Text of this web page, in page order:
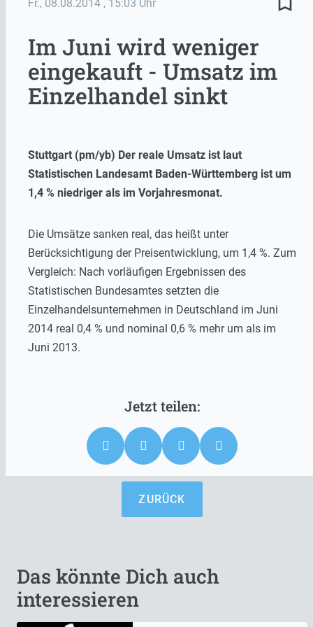
Fr., 08.08.2014 , 15:03 Uhr
Im Juni wird weniger
eingekauft - Umsatz im
Einzelhandel sinkt
Stuttgart (pm/yb) Der reale Umsatz ist laut
Statistischen Landesamt Baden-Württemberg ist um
1,4 % niedriger als im Vorjahresmonat.
Die Umsätze sanken real, das heißt unter
Berücksichtigung der Preisentwicklung, um 1,4 %. Zum
Vergleich: Nach vorläufigen Ergebnissen des
Statistischen Bundesamtes setzten die
Einzelhandelsunternehmen in Deutschland im Juni
2014 real 0,4 % und nominal 0,6 % mehr um als im
Juni 2013.
ZURÜCK
Das könnte Dich auch
interessieren